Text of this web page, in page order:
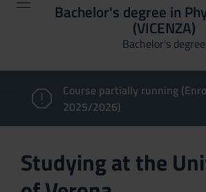
Bachelor's degree in
(VICENZA)
Bachelor's degree
Course partially running
2025/2026)
Studying at the